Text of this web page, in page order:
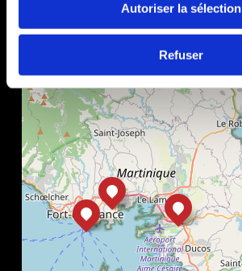
Autoriser la sélection
Refuser
−